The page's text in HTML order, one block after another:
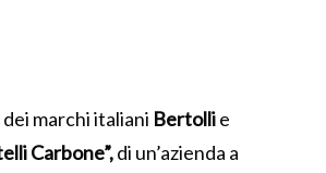
marchi italiani Bertollie
Carbone”,di un’azienda a